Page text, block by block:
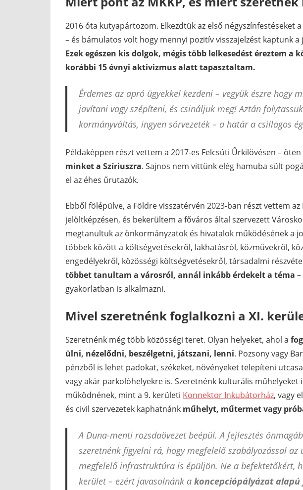
2016 óta kutyapártozom. Elkezdtük az első négyszínfestéseket
– és bámulatos volt hogy mennyi pozitív visszajelzést kaptunk
Ezek egészen kis dolgok, mégis több lelkesedést éreztem
korábbi 15 évnyi aktivizmus alatt tapasztaltam.
Érdemes az apró ügyekkel kezdeni – vegyük észre hogy
javítani vagy szépíteni, és csináljuk meg! Aztán
kormányváltás, ingyen sörvezeték – a határ a csillagos
Példaképpen részt vettem a 2017-es Felcsúti Űrkilövésen –
minket a Szíriuszra. Sajnos nem vittünk elég hamuba sült
el az éhes űrutazók.
Ebből fölépülve, a Földre visszatérvén 2023-ban részt vettem az
jelöltképzésen, és bekerültem a főváros által szervezett
megtanultuk az önkormányzatok és hivatalok működésének a
többek között a költségvetésekről, lakhatásról, közművekről,
engedélyekről, közösségi költségvetésekről, társadalmi
többet tanultam a városról, annál inkább érdekelt a téma
gyakorlatban is alkalmazni.
Mivel szeretnénk foglalkozni a XI.
Szeretnénk még több közösségi teret. Olyan helyeket, ahol a
ülni, nézelődni, beszélgetni, játszani, lenni. Pozsony vagy
pénzből is lehet padokat, székeket, növényeket telepíteni
vagy akár parkolóhelyekre is. Szeretnénk kulturális műhelyeket
működnének, mint a 9. kerületi Konnektor Inkubátorház, vagy
és civil szervezetek kaphatnánk műhelyt, műtermet vagy
A Duna-menti rozsdaövezet beépül. A fejlesztés
szeretnénk figyelni rá, hogy megfelelő szabályozással
megfelelő infrastruktúra is épüljön. Ne a befektetőkért,
kerület – ezért javasolnánk akoncepciópályázat alapú